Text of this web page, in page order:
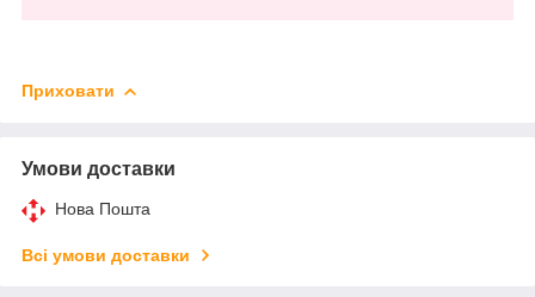
Приховати
Умови доставки
Нова Пошта
Всі умови доставки